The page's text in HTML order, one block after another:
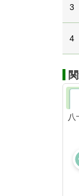
3
4
八